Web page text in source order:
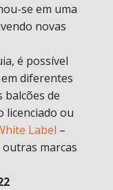
se em uma
novas
é possível
diferentes
balcões de
licenciado ou
Label –
marcas